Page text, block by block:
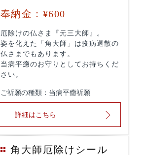
奉納金：¥600
厄除けの仏さま『元三大師』。
姿を化えた「角大師」は疫病退散の
仏さまでもあります。
当病平癒のお守りとしてお持ちくだ
さい。
ご祈願の種類：当病平癒祈願
詳細はこちら
角大師厄除けシール